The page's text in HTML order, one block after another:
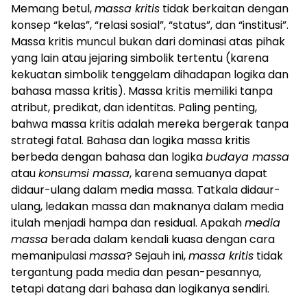
Memang betul,massa kritis tidak berkaitan dengan
konsep “kelas”, “relasi sosial”, “status”, dan “institusi”.
Massa kritis muncul bukan dari dominasi atas pihak
yang lain atau jejaring simbolik tertentu (karena
kekuatan simbolik tenggelam dihadapan logika dan
bahasa massa kritis). Massa kritis memiliki tanpa
atribut, predikat, dan identitas. Paling penting,
bahwa massa kritis adalah mereka bergerak tanpa
strategi fatal. Bahasa dan logika massa kritis
berbeda dengan bahasa dan logikabudaya massa
ataukonsumsi massa, karena semuanya dapat
didaur-ulang dalam media massa. Tatkala didaur-
ulang, ledakan massa dan maknanya dalam media
itulah menjadi hampa dan residual. Apakahmedia
massa berada dalam kendali kuasa dengan cara
memanipulasimassa? Sejauh ini,massa kritis tidak
tergantung pada media dan pesan-pesannya,
tetapi datang dari bahasa dan logikanya sendiri.